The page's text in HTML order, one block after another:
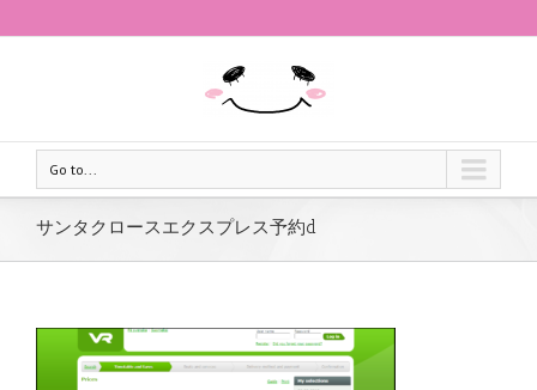
Go to...
サンタクロースエクスプレス予約d